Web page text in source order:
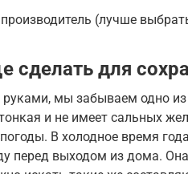
(лучше
сделать для
мы забываем одно
и не имеет сальных
В холодное время
перед выходом из дома.